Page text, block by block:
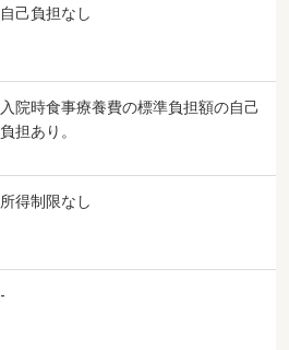
自己負担なし
入院時食事療養費の標準負担額の自己
負担あり。
所得制限なし
-